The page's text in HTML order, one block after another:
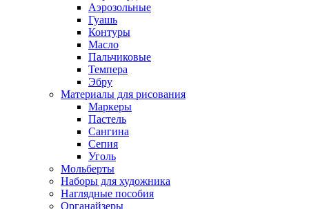
Аэрозольные
Гуашь
Контуры
Масло
Пальчиковые
Темпера
Эбру
Материалы для рисования
Маркеры
Пастель
Сангина
Сепия
Уголь
Мольберты
Наборы для художника
Наглядные пособия
Органайзеры